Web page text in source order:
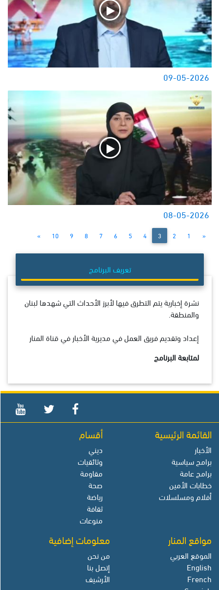
09-05-2026
08-05-2026
«
1
2
3
4
5
6
7
8
9
10
»
تعريف البرنامج
نشرة إخبارية يتم التطرق فيها لأبرز الأحداث التي شهدها لبنان
والمنطقة.
إعداد وتقديم فريق العمل في مديرية الأخبار في قناة المنار
لمتابعة البرنامج
القائمة الرئيسية
الأخبار
برامج سياسية
برامج عامة
خطابات الأمين
أفلام ومسلسلات
أقسام
ديني
وثائقيات
مقاومة
صحة
رياضة
ثقافة
منوعات
مواقع المنار
الموقع العربي
English
French
معلومات إضافية
من نحن
إتصل بنا
الأرشيف